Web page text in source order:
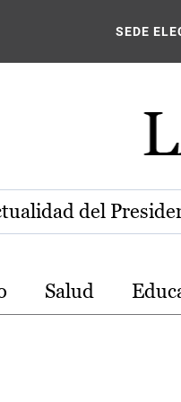
SEDE
del
Salud